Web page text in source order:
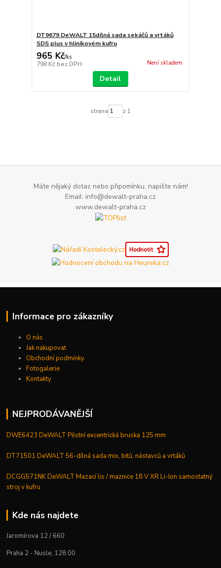
DT9679 DeWALT 15dílná sada sekáčů a vrtáků
SDS plus v hliníkovém kufru
965 Kč/ks
798 Kč bez DPH Není skladem
Detail
strana z 1
Máte nějaký dotaz nebo připomínku, napište nám!
Email: info@dewalt-praha.cz
www.dewalt-praha.cz
Informace pro zákazníky
O nás
Jak nakupovat
Obchodní podmínky
Fotogalerie
Kontakty
NEJPRODÁVANĚJŠÍ
DWE6423 DeWALT Pěstní excentrická bruska 125 mm
DT71501 DeWALT 56-dílná sada mix, bitů, nástavců a vrtáků
DCGG571NK DeWALT Mazací lis / maznice 18 V XR Li-Ion samostatný
stroj v kufru
Kde nás najdete
Jaromírova 12 / 660
Praha 2 - Nusle, 128 00